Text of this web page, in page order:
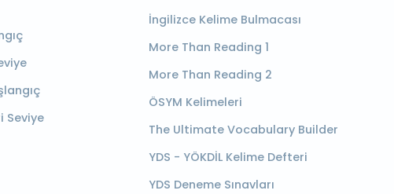
Seviye
İngilizce Kelime Bulmacası
More Than Reading 1
More Than Reading 2
ÖSYM Kelimeleri
The Ultimate Vocabulary Builder
YDS - YÖKDİL Kelime Defteri
YDS Deneme Sınavları